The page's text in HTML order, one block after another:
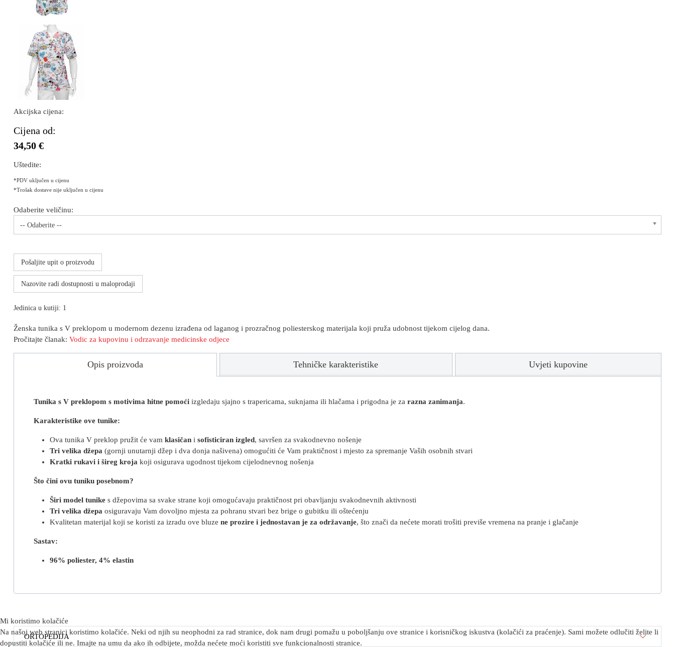
ORTOPEDIJA
Akcijska cijena:
Cijena od:
34,50 €
Uštedite:
*PDV uključen u cijenu
*Trošak dostave nije uključen u cijenu
Odaberite veličinu:
-- Odaberite --
Pošaljite upit o proizvodu
Nazovite radi dostupnosti u maloprodaji
Jedinica u kutiji: 1
Ženska tunika s V preklopom u modernom dezenu izrađena od laganog i prozračnog poliesterskog materijala koji pruža udobnost tijekom cijelog dana.
Pročitajte članak: Vodic za kupovinu i odrzavanje medicinske odjece
Opis proizvoda Tehničke karakteristike Uvjeti kupovine
Tunika s V preklopom s motivima hitne pomoćiizgledaju sjajno s trapericama, suknjama ili hlačama i prigodna je za razna zanimanja.
Karakteristike ove tunike:
Ova tunika V preklop pružit će vam klasičani sofisticiranizgled, savršen za svakodnevno nošenje
Tri velika džepa (gornji unutarnji džep i dva donja našivena) omogućiti će Vam praktičnost i mjesto za spremanje Vaših osobnih stvari
Kratki rukavi i šireg kroja koji osigurava ugodnost tijekom cijelodnevnog nošenja
Što čini ovu tuniku posebnom?
Širi modeltunikes džepovima sa svake strane koji omogućavaju praktičnost pri obavljanju svakodnevnih aktivnosti
Tri velika džepa osiguravaju Vam dovoljno mjesta za pohranu stvari bez brige o gubitku ili oštećenju
Kvalitetan materijal koji se koristi za izradu ove bluze ne prozire i jednostavan je za održavanje, što znači da nećete morati trošiti previše vremena na pranje i glačanje
Sastav:
96% poliester, 4% elastin
Mi koristimo kolačiće
Na našoj web stranici koristimo kolačiće. Neki od njih su neophodni za rad stranice, dok nam drugi pomažu u poboljšanju ove stranice i korisničkog iskustva (kolačići za praćenje). Sami možete odlučiti želite li
dopustiti kolačiće ili ne. Imajte na umu da ako ih odbijete, možda nećete moći koristiti sve funkcionalnosti stranice.